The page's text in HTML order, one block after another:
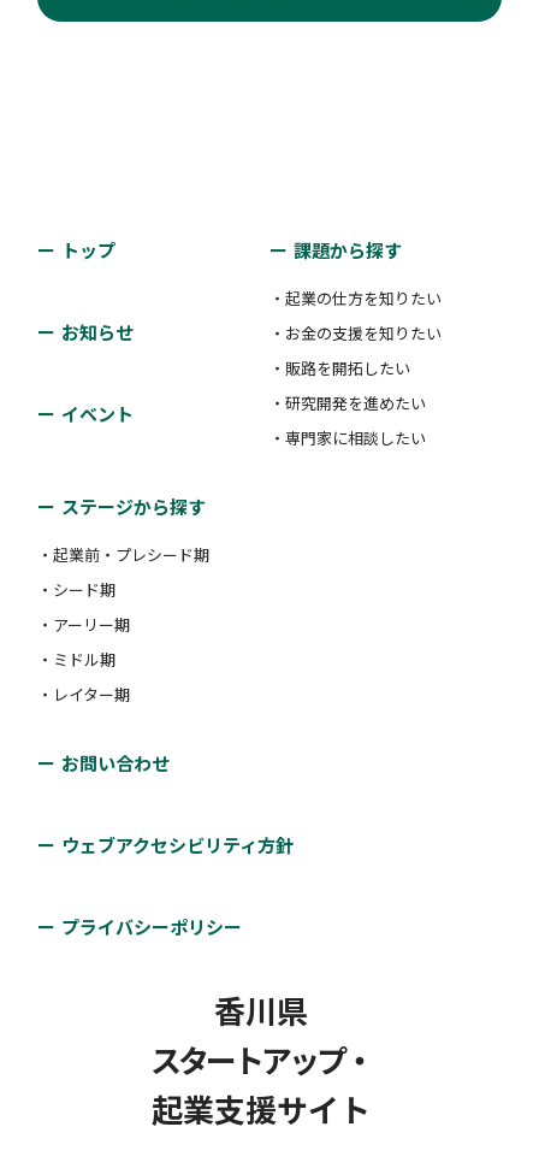
トップ
お知らせ
イベント
課題から探す
・起業の仕方を知りたい
・お金の支援を知りたい
・販路を開拓したい
・研究開発を進めたい
・専門家に相談したい
ステージから探す
・起業前・プレシード期
・シード期
・アーリー期
・ミドル期
・レイター期
お問い合わせ
ウェブアクセシビリティ方針
プライバシーポリシー
香川県
スタートアップ・
起業支援サイト